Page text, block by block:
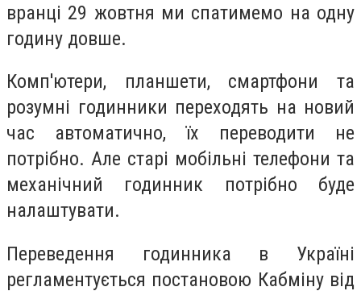
вранці 29 жовтня ми спатимемо на одну
годину довше.
Комп'ютери, планшети, смартфони та
розумні годинники переходять на новий
час автоматично, їх переводити не
потрібно. Але старі мобільні телефони та
механічний годинник потрібно буде
налаштувати.
Переведення годинника в Україні
регламентується постановою Кабміну від